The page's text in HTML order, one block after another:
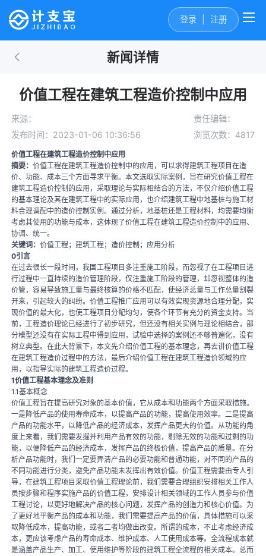
登录 注册
新闻详情
价值工程在建筑工程造价控制中应用
发布时间：2023-01-06 10:36:56
来源：
浏览次数：4817
责任编辑：
价值工程在建筑工程造价控制中应用
摘要：价值工程在建筑工程造价控制中的应用，可以求得建筑工程项目在造
价、功能、成本三个方面寻求平衡。本文选取实际案例，旨在研究价值工程在
建筑工程造价控制的应用，采取理论与实际相结合的方法，不仅介绍价值工程
的基本理论及其在建筑工程中的实际应用，也介绍建筑工程中地基桩与施工材
料合理调配中的造价控制实例。通过分析，地基桩还是工程材料，均需要均衡
考虑其使用的功能与成本，这体现了价值工程在建筑工程造价控制中的应用、
协调、统一。
关键词：价值工程；建筑工程；造价控制；应用分析
0引言
在过去很长一段时间，我国工程项目多注重施工阶段，而忽视了在工程项目进
行过程中一直持续的造价管理阶段，仅注重施工阶段的管理，却忽视整体的造
价管，容易导致施工量与最终核算的价格不匹配，使经济总量与工作总量割裂
开来，引起较大的纠纷。价值工程推广应用可以有效实现资源地合理分配，实
现价值的最大化，也使工程项目分配均匀，使各个环节有充分的资金支持。当
前，工程造价理论已经进行了初步研究，但还没有相关实例与理论相结合，部
分模型还没有在实际工程中得到应用，试验中选择的案例还不够普遍化，没有
树立典型。在此大背景下，本文先介绍价值工程的基本理念，再去讲价值工程
在建筑工程造价过程中的方法，最后介绍价值工程在建筑工程造价领域的应
用，以指导实际的建筑工程造价过程。
1价值工程基本理念及准则
1.1基本概念
价值工程旨在提高研究对象的基本价值，它从成本和功能两个方面采取措施。
一是降低产品的使用寿命成本，以提高产品的功能，提高使用效率。二是提高
产品的功能水平，以降低产品的经济成本，发挥产品更大的价值。从功能的角
度上来看，我们需要发掘并利用产品有效的功能，剔除无效的功能和过剩的功
能，以便降低产品的经济成本，发挥产品的终极价值，提高产品的质量。在分
析产品功能时，我们一定要弄清产品的必要功能和普通功能，对不同的产品的
不同功能进行分类，避免产品功能未发挥出有效价值。价值工程需要由专人引
导，在建筑工程项目采取价值工程理论前，我们需要合理组织安排相关工作人
员按步骤和程序实施产品的价值工程，安排设计相关领域的工作人员参与价值
工程讨论，以更好地解决产品的核心问题，发挥产品的创造力和核心价值。为
了更好地平衡产品的成本和功能，我们需要提高产品的价值，具体措施可以采
取降低成本，提高功能，或者二者均做出改变。所谓的成本，不止考虑经济成
本，更应该考虑产品的寿命成本、维护成本、人工使用成本等。全流程成本就
是涵盖产品生产、加工、使用维护等阶段的建筑工程全流程的相关成本。总而